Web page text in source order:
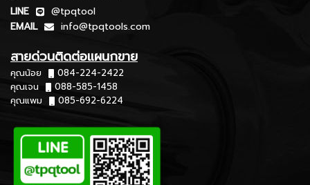
LINE
@tpqtool
EMAIL
info@tpqtools.com
สายด่วนติดต่อแผนกขาย
คุณน้อย
084-224-2422
คุณเจน
088-585-1458
คุณแพม
085-692-6224